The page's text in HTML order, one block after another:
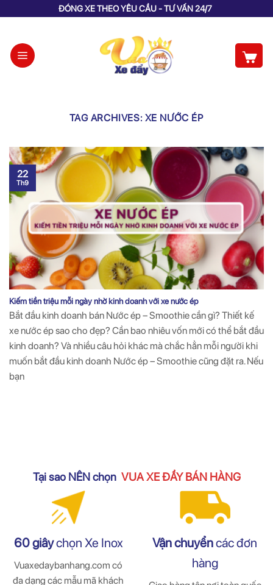
ĐÓNG XE THEO YÊU CẦU - TƯ VẤN 24/7
TAG ARCHIVES: XE NƯỚC ÉP
Kiếm tiền triệu mỗi ngày nhờ kinh doanh với xe nước ép
Bắt đầu kinh doanh bán Nước ép – Smoothie cần gì? Thiết kế
xe nước ép sao cho đẹp? Cần bao nhiêu vốn mới có thể bắt đầu
kinh doanh? Và nhiều câu hỏi khác mà chắc hẳn mỗi người khi
muốn bắt đầu kinh doanh Nước ép – Smoothie cũng đặt ra. Nếu
bạn
22
Th9
Tại sao NÊN chọn VUA XE ĐẨY BÁN HÀNG
60 giâychọn Xe Inox
Vuaxedaybanhang.com có
đa dạng các mẫu mã khách
Vận chuyểncác đơn
hàng